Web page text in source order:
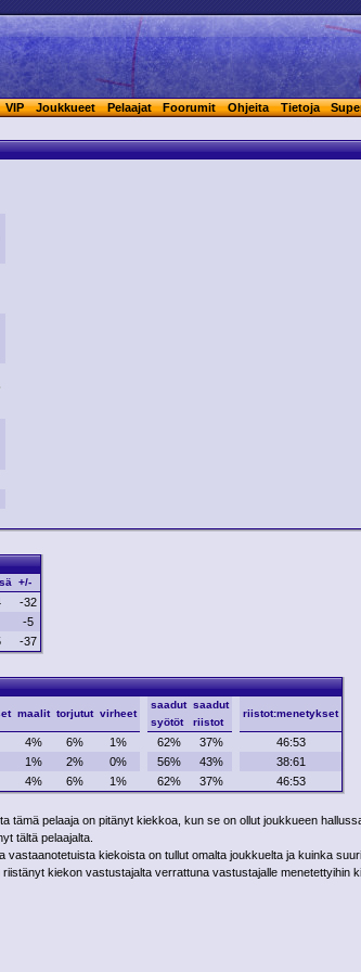
VIP Joukkueet Pelaajat Foorumit Ohjeita Tietoja
+/-
-32
-5
-37
maalit torjutut virheet
saadut
syötöt
saadut
riistot
riistot:menetykset
4% 6% 1% 62% 37%
46:53
1% 2% 0% 56% 43%
38:61
4% 6% 1% 62% 37% 46:53
tämä pelaaja on pitänyt kiekkoa, kun se on ollut joukkueen
tältä pelaajalta.
kiekoista on tullut omalta joukkuelta ja kuinka
kiekon vastustajalta verrattuna vastustajalle menetettyihin